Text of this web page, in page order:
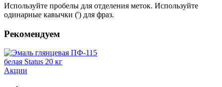
Используйте пробелы для отделения меток. Используйте
одинарные кавычки (') для фраз.
Рекомендуем
Акции